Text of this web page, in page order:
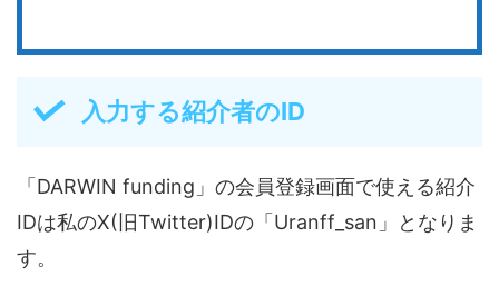
入力する紹介者のID
「DARWIN funding」の会員登録画面で使える紹介
IDは私のX(旧Twitter)IDの「Uranff_san」となりま
す。